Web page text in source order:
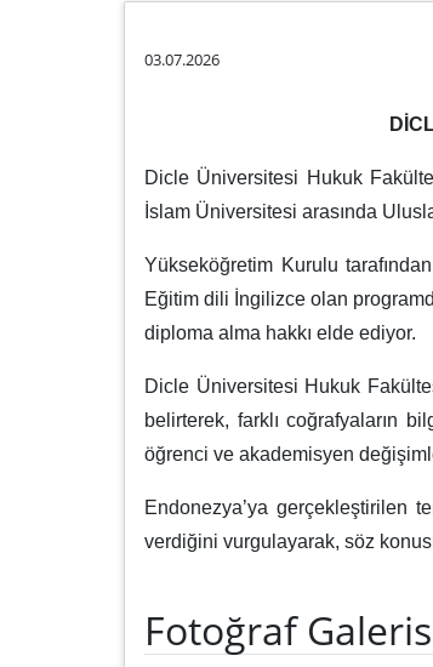
03.07.2026
Dicle Üniversitesi Hukuk
İslam Üniversitesi arasında
Yükseköğretim Kurulu
Eğitim dili İngilizce olan
diploma alma hakkı elde ediyor.
Dicle Üniversitesi Hukuk
belirterek, farklı coğrafyaların
öğrenci ve akademisyen
Endonezya’ya gerçekleştirilen
verdiğini vurgulayarak, söz
Fotoğraf